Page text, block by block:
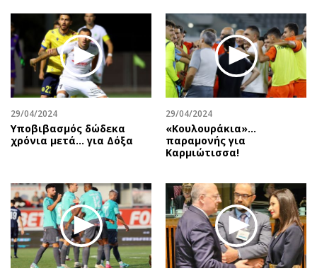
Real Estate
Επιχειρήσεις
Αγορές
Money Review
AstroBank Properties
Trends
Ενέργεια
Ελλάδα
Κόσμος
Παράξενα
Πολιτισμός
Οικονομία
Γενικά
Αναδρομές
Πρόσωπα
Περιβάλλον
Good Life
Γυναίκα
Showbiz
Συνταγές
Έξοδος
Media
Εκπομπές
29/04/2024
Υποβιβασμός δώδεκα
χρόνια μετά... για Δόξα
29/04/2024
«Κουλουράκια»…
παραμονής για
Καρμιώτισσα!